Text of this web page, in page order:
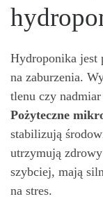
Hydroponika jest
na zaburzenia.
tlenu czy nadmiar
Pożyteczne
stabilizują
utrzymują
szybciej, mają
na stres.